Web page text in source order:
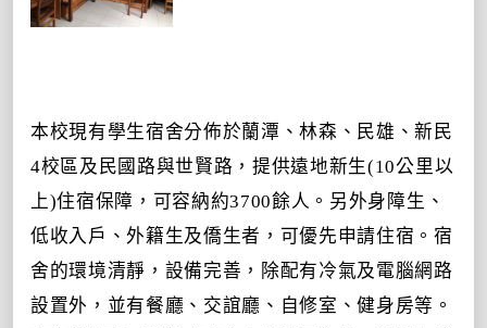
本校現有學生宿舍分佈於蘭潭、林森、民雄、新民
4校區及民國路與世賢路，提供遠地新生(10公里以
上)住宿保障，可容納約3700餘人。另外身障生、
低收入戶、外籍生及僑生者，可優先申請住宿。宿
舍的環境清靜，設備完善，除配有冷氣及電腦網路
設置外，並有餐廳、交誼廳、自修室、健身房等。